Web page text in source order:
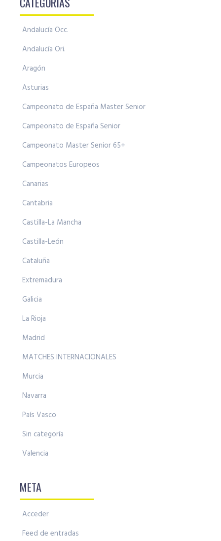
Andalucía Occ.
Andalucía Ori.
Aragón
Asturias
Campeonato de España Master Senior
Campeonato de España Senior
Campeonato Master Senior 65+
Campeonatos Europeos
Canarias
Cantabria
Castilla-La Mancha
Castilla-León
Cataluña
Extremadura
Galicia
La Rioja
Madrid
MATCHES INTERNACIONALES
Murcia
Navarra
País Vasco
Sin categoría
Valencia
META
Acceder
Feed de entradas